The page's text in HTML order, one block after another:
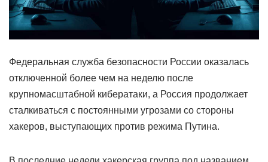
Федеральная служба безопасности России оказалась
отключенной более чем на неделю после
крупномасштабной кибератаки, а Россия продолжает
сталкиваться с постоянными угрозами со стороны
хакеров, выступающих против режима Путина.